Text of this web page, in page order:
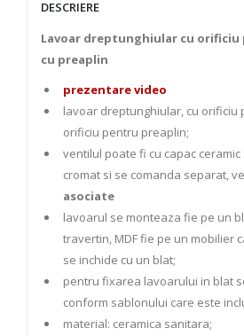
DESCRIERE
Lavoar dreptunghiular cu
cu preaplin
prezentare video
lavoar dreptunghiular, cu orificiu
orificiu pentru preaplin;
ventilul poate fi cu capac ceramic
cromat si se comanda separat,
asociate
lavoarul se monteaza fie pe un
travertin, MDF fie pe un mobilier
se inchide cu un blat;
pentru fixarea lavoarului in blat
conform sablonului care este
material: ceramica sanitara;